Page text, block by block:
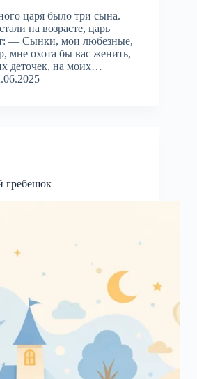
царя было три сына.
на возрасте, царь
— Сынки, мои любезные,
мне охота бы вас женить,
деточек, на моих…
гребешок